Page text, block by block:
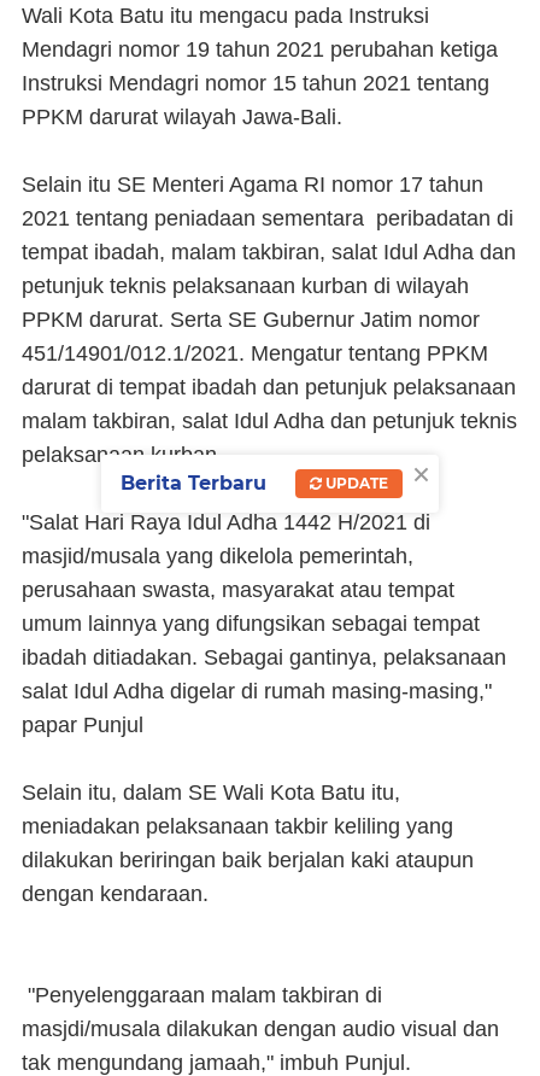
Wali Kota Batu itu mengacu pada Instruksi
Mendagri nomor 19 tahun 2021 perubahan ketiga
Instruksi Mendagri nomor 15 tahun 2021 tentang
PPKM darurat wilayah Jawa-Bali.
Selain itu SE Menteri Agama RI nomor 17 tahun
2021 tentang peniadaan sementara peribadatan di
tempat ibadah, malam takbiran, salat Idul Adha dan
petunjuk teknis pelaksanaan kurban di wilayah
PPKM darurat. Serta SE Gubernur Jatim nomor
451/14901/012.1/2021. Mengatur tentang PPKM
darurat di tempat ibadah dan petunjuk pelaksanaan
malam takbiran, salat Idul Adha dan petunjuk teknis
pelaksanaan kurban.
"Salat Hari Raya Idul Adha 1442 H/2021 di
masjid/musala yang dikelola pemerintah,
perusahaan swasta, masyarakat atau tempat
umum lainnya yang difungsikan sebagai tempat
ibadah ditiadakan. Sebagai gantinya, pelaksanaan
salat Idul Adha digelar di rumah masing-masing,"
papar Punjul
Selain itu, dalam SE Wali Kota Batu itu,
meniadakan pelaksanaan takbir keliling yang
dilakukan beriringan baik berjalan kaki ataupun
dengan kendaraan.
"Penyelenggaraan malam takbiran di
masjdi/musala dilakukan dengan audio visual dan
tak mengundang jamaah," imbuh Punjul.
×
Berita Terbaru UPDATE